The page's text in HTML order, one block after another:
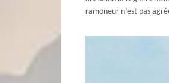
ramoneur n’est pas